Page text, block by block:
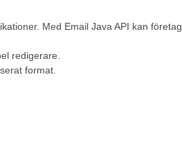
Med Email Java API kan företag
redigerare.
format.